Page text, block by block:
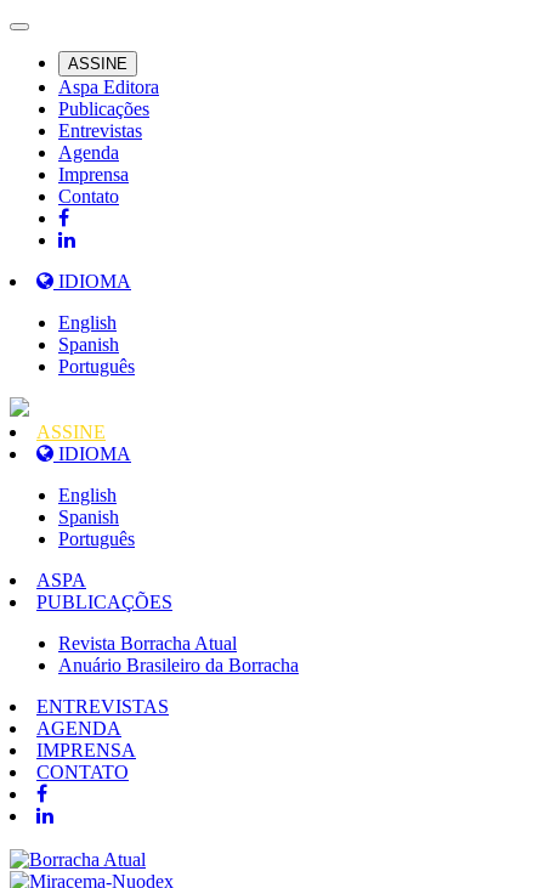
ASSINE
Aspa Editora
Publicações
Entrevistas
Agenda
Imprensa
Contato
IDIOMA
English
Spanish
Português
ASSINE
IDIOMA
English
Spanish
Português
ASPA
PUBLICAÇÕES
Revista Borracha Atual
Anuário Brasileiro da Borracha
ENTREVISTAS
AGENDA
IMPRENSA
CONTATO